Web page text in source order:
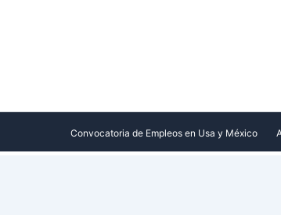
Convocatoria de Empleos en Usa y México